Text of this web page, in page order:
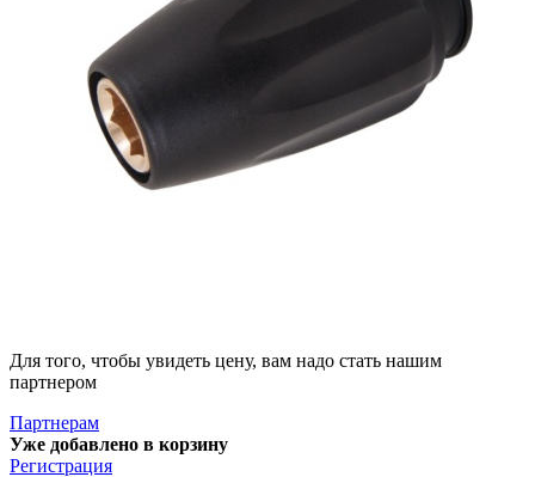
Для того, чтобы увидеть цену, вам надо стать нашим
партнером
Партнерам
Уже добавлено в корзину
Регистрация